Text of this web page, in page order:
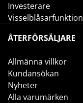
Investerare
Visselblåsarfunktion
ÅTERFÖRSÄLJARE
Allmänna villkor
Kundansökan
Nyheter
Alla varumärken